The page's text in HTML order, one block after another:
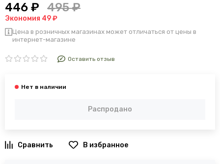
446 ₽ 495 ₽
Экономия 49 ₽
Цена в розничных магазинах может отличаться от цены в
интернет-магазине
Оставить отзыв
Распродано
В избранное